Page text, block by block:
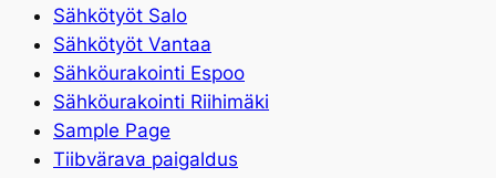
Sähkötyöt Salo
Sähkötyöt Vantaa
Sähköurakointi Espoo
Sähköurakointi Riihimäki
Sample Page
Tiibvärava paigaldus